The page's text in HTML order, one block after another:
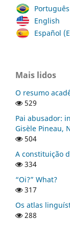
English
Español
Mais lidos
O resumo
529
Pai abusador:
Gisèle Pineau,
504
A constituição
334
“Oi?” What?
317
Os atlas
288